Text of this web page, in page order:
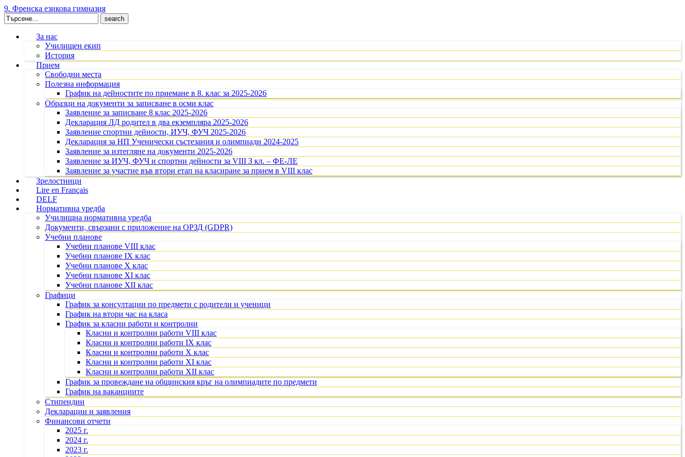
9. Френска езикова гимназия
Search
for:
За нас
Училищен екип
История
Прием
Свободни места
Полезна информация
График на дейностите по приемане в 8. клас за 2025-2026
Образци на документи за записване в осми клас
Заявление за записване 8 клас 2025-2026
Декларация ЛД родител в два екземпляра 2025-2026
Заявление спортни дейности, ИУЧ, ФУЧ 2025-2026
Декларация за НП Ученически състезания и олимпиади 2024-2025
Заявление за изтегляне на документи 2025-2026
Заявление за ИУЧ, ФУЧ и спортни дейности за VIII З кл. – ФЕ-ЛЕ
Заявление за участие във втори етап на класиране за прием в VIII клас
Зрелостници
Lire en Français
DELF
Нормативна уредба
Училищна нормативна уредба
Документи, свързани с приложение на ОРЗД (GDPR)
Учебни планове
Учебни планове VIII клас
Учебни планове IX клас
Учебни планове X клас
Учебни планове XI клас
Учебни планове XII клас
Графици
График за консултации по предмети с родители и ученици
График на втори час на класа
График за класни работи и контролни
Класни и контролни работи VIII клас
Класни и контролни работи IX клас
Класни и контролни работи X клас
Класни и контролни работи XI клас
Класни и контролни работи XII клас
График за провеждане на общинския кръг на олимпиадите по предмети
График на ваканциите
Стипендии
Декларации и заявления
Финансови отчети
2025 г.
2024 г.
2023 г.